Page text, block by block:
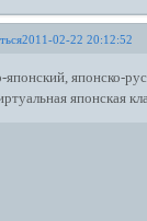
2011-02-22 20:12:52
японский, японско-
японская